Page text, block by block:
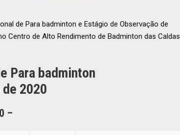
de Para badminton e Estágio de Observação de
Centro de Alto Rendimento de Badminton das Caldas
Para badminton
2020
–